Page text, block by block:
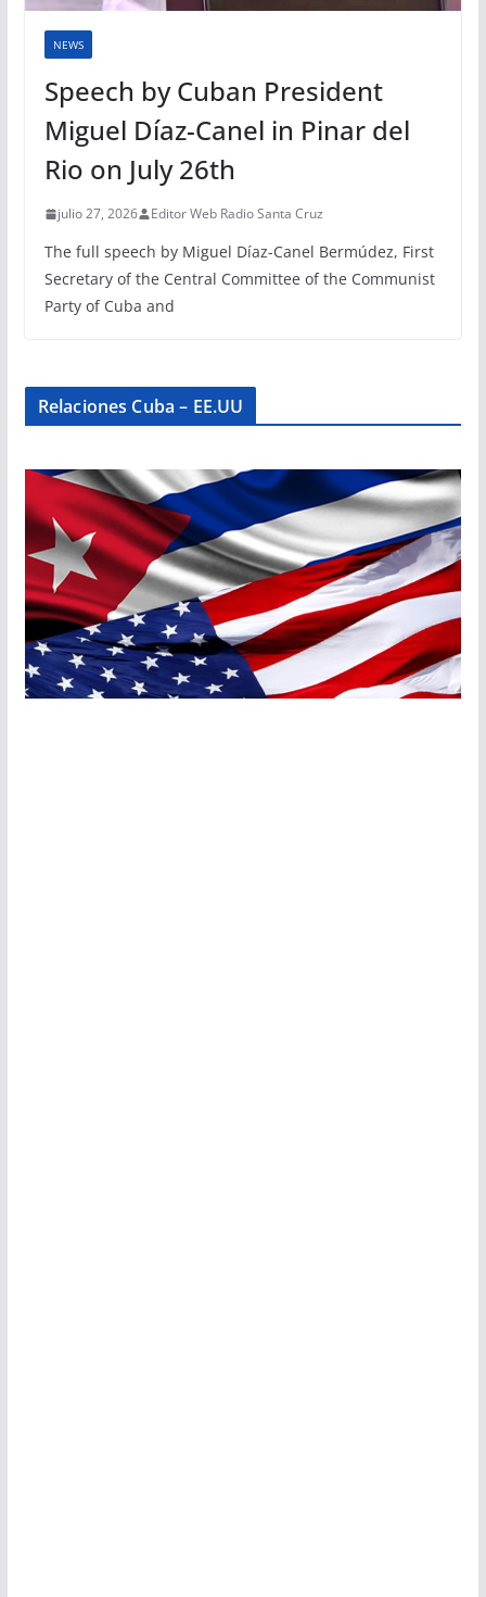
NEWS
Speech by Cuban President
Miguel Díaz-Canel in Pinar del
Rio on July 26th
julio 27, 2026 Editor Web Radio Santa Cruz
The full speech by Miguel Díaz-Canel Bermúdez, First
Secretary of the Central Committee of the Communist
Party of Cuba and
Relaciones Cuba – EE.UU